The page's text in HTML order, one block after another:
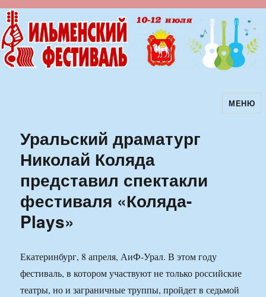
Ильменский фестиваль авторскойМЕНЮ
Уральский драматург
Николай Коляда
представил спектакли
фестиваля «Коляда-
Plays»
Екатеринбург, 8 апреля, АиФ-Урал. В этом году
фестиваль, в котором участвуют не только российские
театры, но и заграничные труппы, пройдет в седьмой